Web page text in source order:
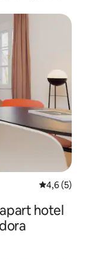
4,6 de
4,6 (5)
hotel